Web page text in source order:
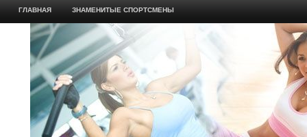
ГЛАВНАЯ ЗНАМЕНИТЫЕ СПОРТСМЕНЫ